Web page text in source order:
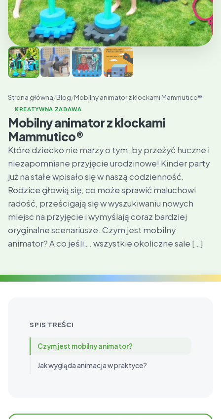
Strona główna/Blog/Mobilny animator z klockami Mammutico®
KREATYWNA ZABAWA
Mobilny animator z klockami
Mammutico®
Które dziecko nie marzy o tym, by przeżyć huczne i
niezapomniane przyjęcie urodzinowe! Kinder party
już na stałe wpisało się w naszą codzienność.
Rodzice głowią się, co może sprawić maluchowi
radość, prześcigają się w wyszukiwaniu nowych
miejsc na przyjęcie i wymyślają coraz bardziej
oryginalne scenariusze. Czym jest mobilny
animator? A co jeśli…. wszystkie okoliczne sale […]
SPIS TREŚCI
Czym jest mobilny animator?
Jak wygląda animacja w praktyce?